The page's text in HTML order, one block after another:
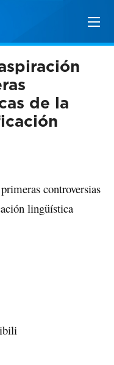
de la
controversias
lingüística